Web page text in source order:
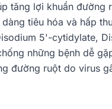
tăng lợi khuẩn
tiêu hóa và hấp
5'-cytidylate,
những bệnh dễ
đường ruột do virus